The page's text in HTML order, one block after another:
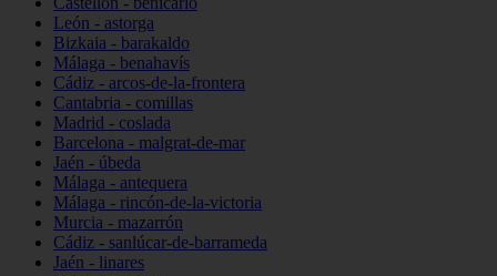
León - astorga
Bizkaia - barakaldo
Málaga - benahavís
Cádiz - arcos-de-la-frontera
Cantabria - comillas
Madrid - coslada
Barcelona - malgrat-de-mar
Jaén - úbeda
Málaga - antequera
Málaga - rincón-de-la-victoria
Murcia - mazarrón
Cádiz - sanlúcar-de-barrameda
Jaén - linares